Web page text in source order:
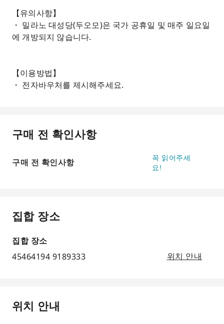
【유의사항】
・ 밀라노 대성당(두오모)은 국가 공휴일 및 매주 일요일
에 개방되지 않습니다.
【이용방법】
・ 전자바우처를 제시해주세요.
구매 전 확인사항
구매 전 확인사항
꼭 읽어주세
요!
집합 장소
집합 장소
45464194 9189333
위치 안내
위치 안내